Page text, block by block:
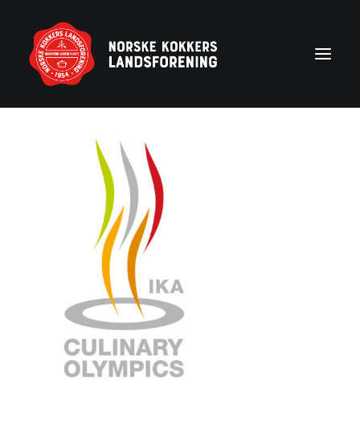
Kontakt NKL-foreninger
Partnerprogram
Konkurranser